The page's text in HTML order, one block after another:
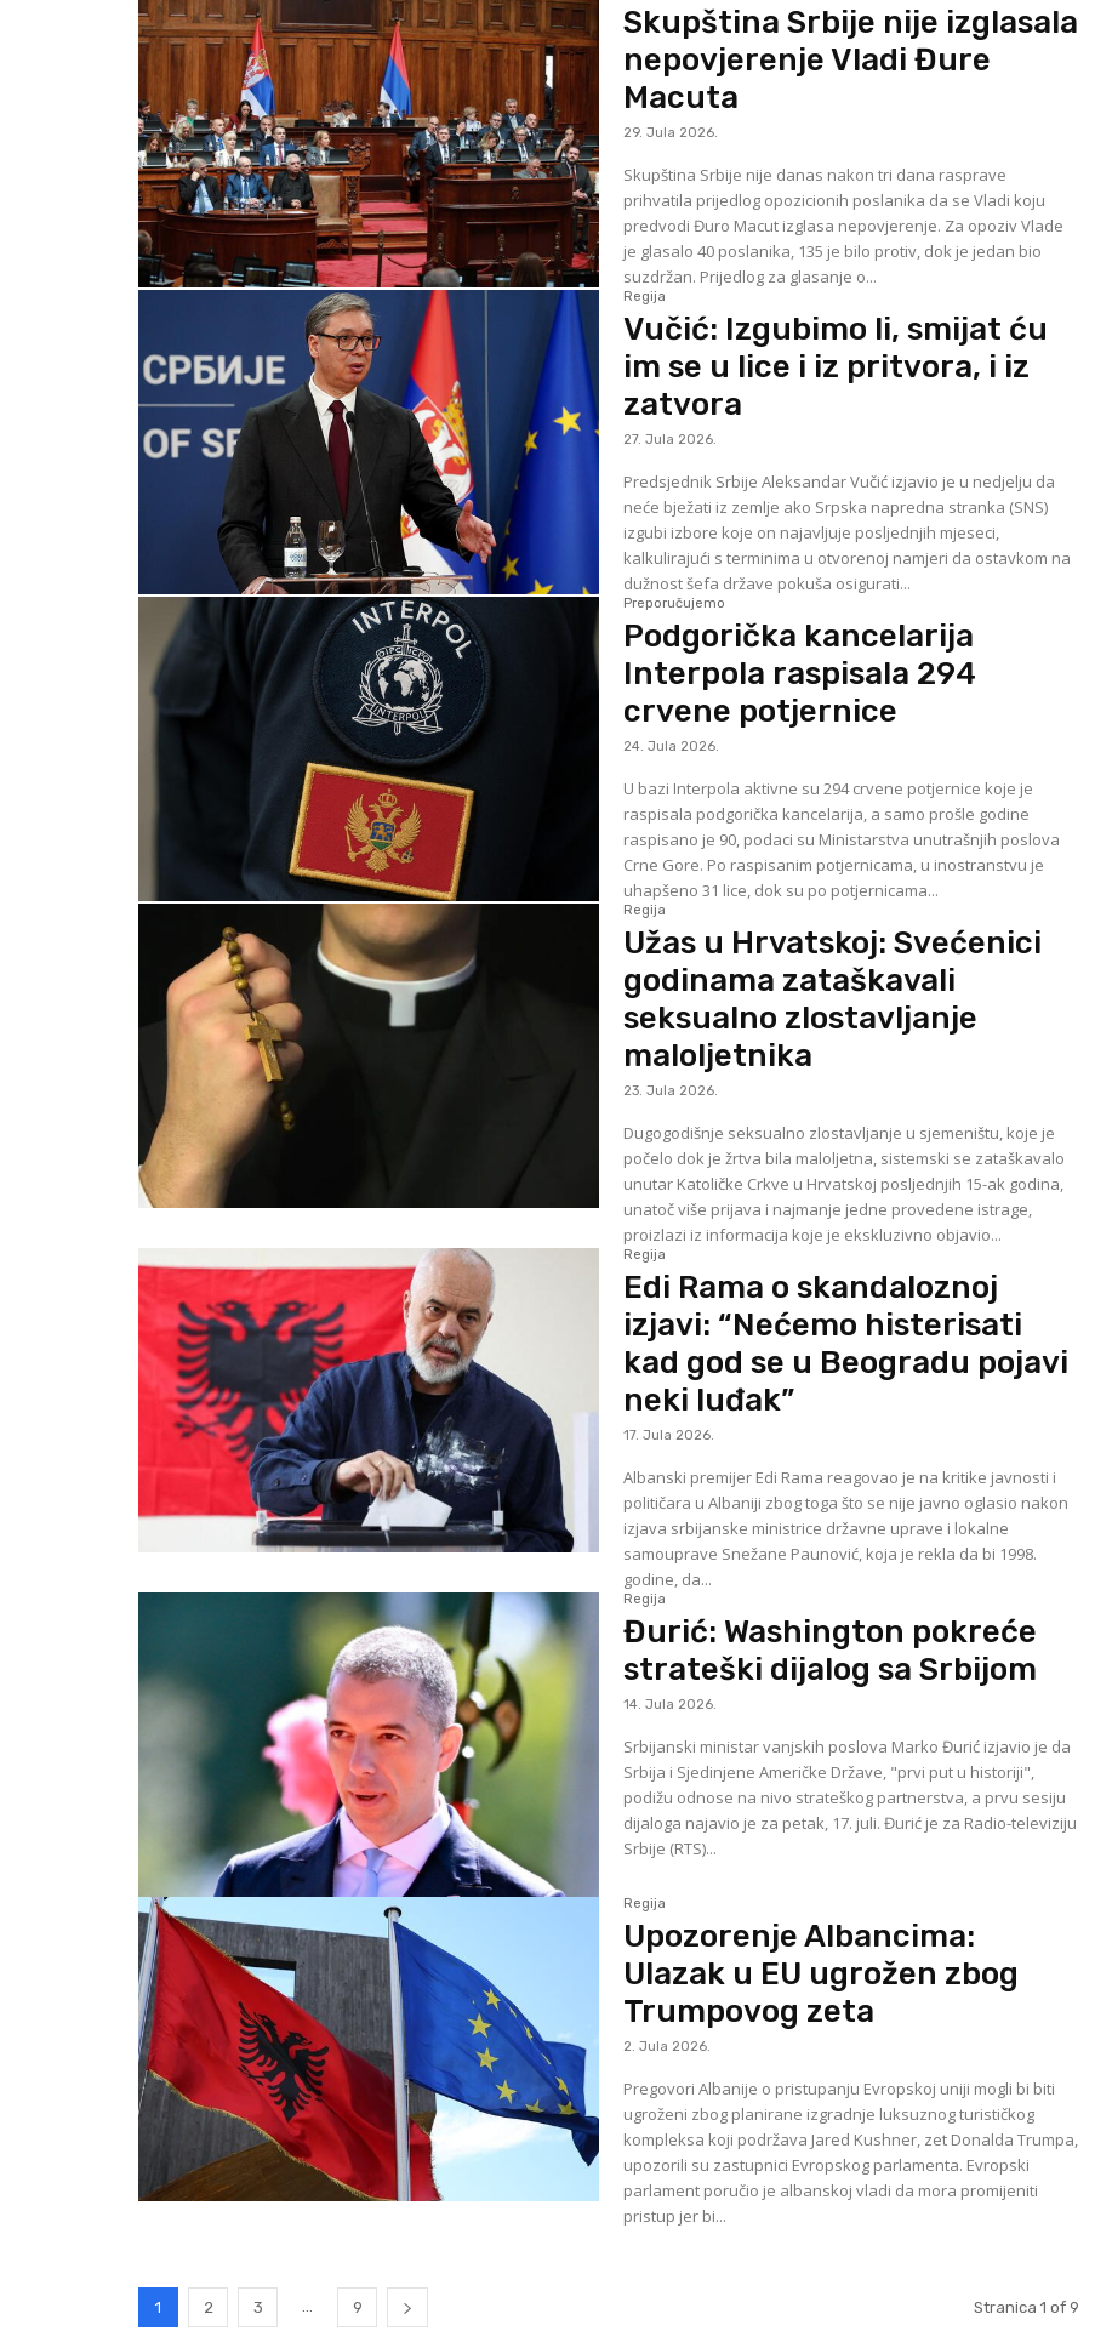
Skupština Srbije nije izglasala
nepovjerenje Vladi Đure
Macuta
29. Jula 2026.
Skupština Srbije nije danas nakon tri dana rasprave
prihvatila prijedlog opozicionih poslanika da se Vladi koju
predvodi Đuro Macut izglasa nepovjerenje. Za opoziv Vlade
je glasalo 40 poslanika, 135 je bilo protiv, dok je jedan bio
suzdržan. Prijedlog za glasanje o...
Regija
Vučić: Izgubimo li, smijat ću
im se u lice i iz pritvora, i iz
zatvora
27. Jula 2026.
Predsjednik Srbije Aleksandar Vučić izjavio je u nedjelju da
neće bježati iz zemlje ako Srpska napredna stranka (SNS)
izgubi izbore koje on najavljuje posljednjih mjeseci,
kalkulirajući s terminima u otvorenoj namjeri da ostavkom na
dužnost šefa države pokuša osigurati...
Preporučujemo
Podgorička kancelarija
Interpola raspisala 294
crvene potjernice
24. Jula 2026.
U bazi Interpola aktivne su 294 crvene potjernice koje je
raspisala podgorička kancelarija, a samo prošle godine
raspisano je 90, podaci su Ministarstva unutrašnjih poslova
Crne Gore. Po raspisanim potjernicama, u inostranstvu je
uhapšeno 31 lice, dok su po potjernicama...
Regija
Užas u Hrvatskoj: Svećenici
godinama zataškavali
seksualno zlostavljanje
maloljetnika
23. Jula 2026.
Dugogodišnje seksualno zlostavljanje u sjemeništu, koje je
počelo dok je žrtva bila maloljetna, sistemski se zataškavalo
unutar Katoličke Crkve u Hrvatskoj posljednjih 15-ak godina,
unatoč više prijava i najmanje jedne provedene istrage,
proizlazi iz informacija koje je ekskluzivno objavio...
Regija
Edi Rama o skandaloznoj
izjavi: “Nećemo histerisati
kad god se u Beogradu pojavi
neki luđak”
17. Jula 2026.
Albanski premijer Edi Rama reagovao je na kritike javnosti i
političara u Albaniji zbog toga što se nije javno oglasio nakon
izjava srbijanske ministrice državne uprave i lokalne
samouprave Snežane Paunović, koja je rekla da bi 1998.
godine, da...
Regija
Đurić: Washington pokreće
strateški dijalog sa Srbijom
14. Jula 2026.
Srbijanski ministar vanjskih poslova Marko Đurić izjavio je da
Srbija i Sjedinjene Američke Države, "prvi put u historiji",
podižu odnose na nivo strateškog partnerstva, a prvu sesiju
dijaloga najavio je za petak, 17. juli. Đurić je za Radio-televiziju
Srbije (RTS)...
Regija
Upozorenje Albancima:
Ulazak u EU ugrožen zbog
Trumpovog zeta
2. Jula 2026.
Pregovori Albanije o pristupanju Evropskoj uniji mogli bi biti
ugroženi zbog planirane izgradnje luksuznog turističkog
kompleksa koji podržava Jared Kushner, zet Donalda Trumpa,
upozorili su zastupnici Evropskog parlamenta. Evropski
parlament poručio je albanskoj vladi da mora promijeniti
pristup jer bi...
1 2 3 ... 9 Stranica 1 of 9